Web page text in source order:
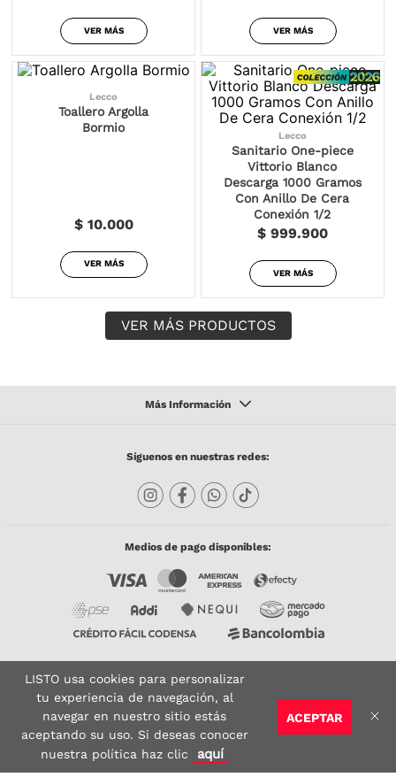
VER MÁS VER MÁS
Lecco
Toallero Argolla
Bormio
$ 10.000
VER MÁS
Lecco
Sanitario One-piece
Vittorio Blanco
Descarga 1000 Gramos
Con Anillo De Cera
Conexión 1/2
$ 999.900
VER MÁS
Síguenos en nuestras redes:
Medios de pago disponibles:
Copyright © 2023 TODACO S.A.S. Listo Mundo Cerámico. All Rights Reserved. Powered
by
Sitio seguro: Vigilado por: Certificado:
ACEPTAR
LISTO usa cookies para personalizar
tu experiencia de navegación, al
navegar en nuestro sitio estás
aceptando su uso. Si deseas conocer
nuestra política haz clic
aquí